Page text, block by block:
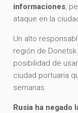
informaciones,
ataque en la
Un alto
región de
posibilidad de
ciudad portuaria
semanas.
Rusia ha